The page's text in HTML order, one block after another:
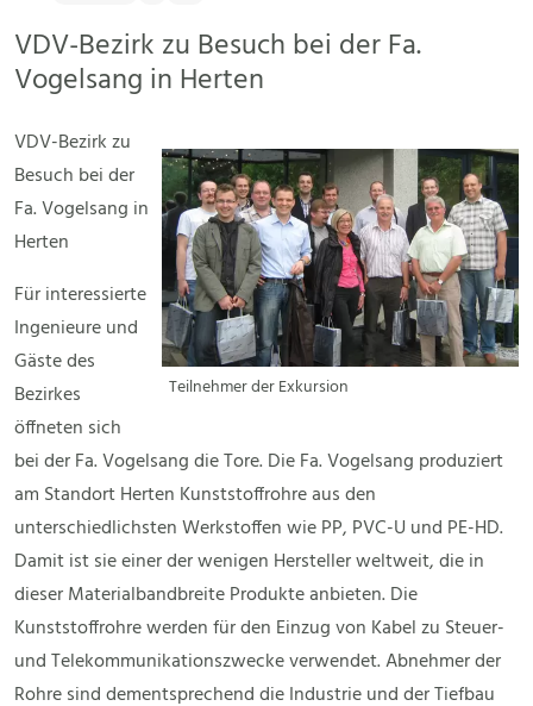
VDV-Bezirk zu Besuch bei der Fa.
Vogelsang in Herten
Teilnehmer der Exkursion
VDV-Bezirk zu
Besuch bei der
Fa. Vogelsang in
Herten
Für interessierte
Ingenieure und
Gäste des
Bezirkes
öffneten sich
bei der Fa. Vogelsang die Tore. Die Fa. Vogelsang produziert
am Standort Herten Kunststoffrohre aus den
unterschiedlichsten Werkstoffen wie PP, PVC-U und PE-HD.
Damit ist sie einer der wenigen Hersteller weltweit, die in
dieser Materialbandbreite Produkte anbieten. Die
Kunststoffrohre werden für den Einzug von Kabel zu Steuer-
und Telekommunikationszwecke verwendet. Abnehmer der
Rohre sind dementsprechend die Industrie und der Tiefbau